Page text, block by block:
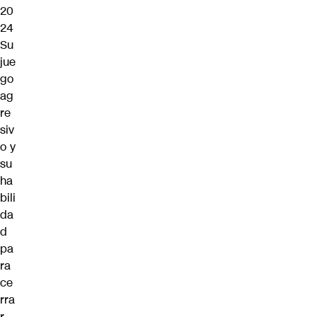
20
24
Su
jue
go
ag
re
siv
o y
su
ha
bili
da
d
pa
ra
ce
rra